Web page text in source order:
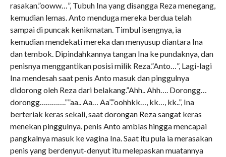
rasakan.”ooww…”, Tubuh Ina yang disangga Reza menegang,
kemudian lemas. Anto menduga mereka berdua telah
sampai di puncak kenikmatan. Timbul isengnya, ia
kemudian mendekati mereka dan menyusup diantara Ina
dan tembok. Dipindahkannya tangan Ina ke pundaknya, dan
penisnya menggantikan posisi milik Reza.”Anto…”, Lagi-lagi
Ina mendesah saat penis Anto masuk dan pinggulnya
didorong oleh Reza dari belakang.”Ahh.. Ahh…. Dorongg…
dorongg………….””aa.. Aa… Aa”.”oohhkk…, kk…, kk..”, Ina
berteriak keras sekali, saat dorongan Reza sangat keras
menekan pinggulnya. penis Anto amblas hingga mencapai
pangkalnya masuk ke vagina Ina. Saat itu pula ia merasakan
penis yang berdenyut-denyut itu melepaskan muatannya